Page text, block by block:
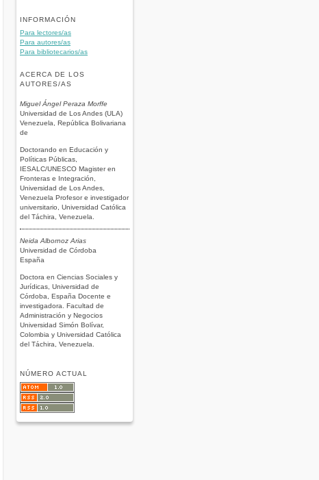
INFORMACIÓN
Para lectores/as
Para autores/as
Para bibliotecarios/as
ACERCA DE LOS
AUTORES/AS
Miguel Ángel Peraza Morffe
Universidad de Los Andes (ULA)
Venezuela, República Bolivariana
de
Doctorando en Educación y
Políticas Públicas,
IESALC/UNESCO Magister en
Fronteras e Integración,
Universidad de Los Andes,
Venezuela Profesor e investigador
universitario, Universidad Católica
del Táchira, Venezuela.
Neida Albornoz Arias
Universidad de Córdoba
España
Doctora en Ciencias Sociales y
Jurídicas, Universidad de
Córdoba, España Docente e
investigadora. Facultad de
Administración y Negocios
Universidad Simón Bolívar,
Colombia y Universidad Católica
del Táchira, Venezuela.
NÚMERO ACTUAL